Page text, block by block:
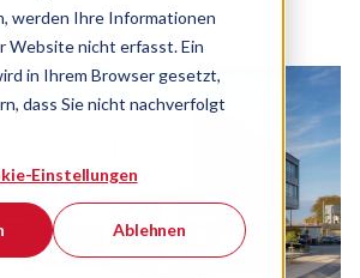
werden Ihre Informationen
Website nicht erfasst. Ein
in Ihrem Browser gesetzt,
dass Sie nicht nachverfolgt
Einstellungen
Ablehnen